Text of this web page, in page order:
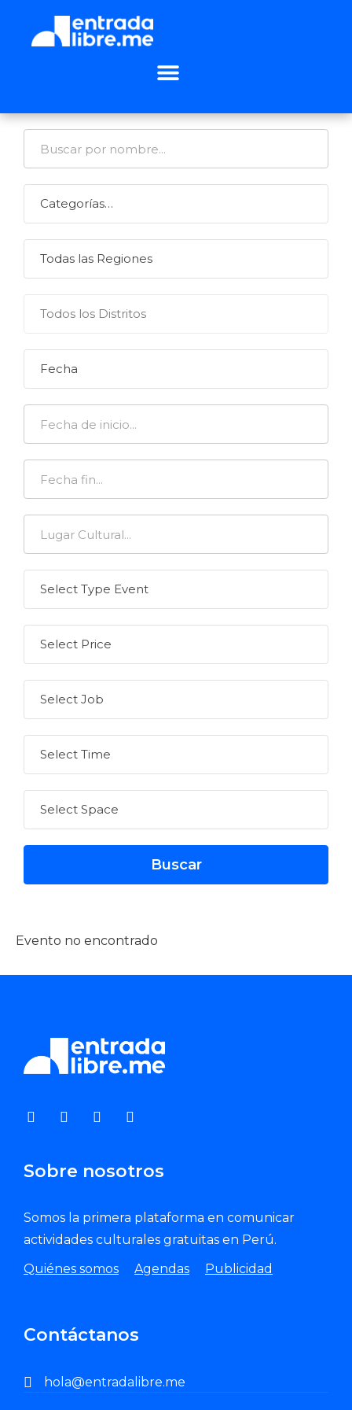
Evento no encontrado
Sobre nosotros
Somos la primera plataforma en comunicar
actividades culturales gratuitas en Perú.
Quiénes somos
Agendas Publicidad
Contáctanos
hola@entradalibre.me